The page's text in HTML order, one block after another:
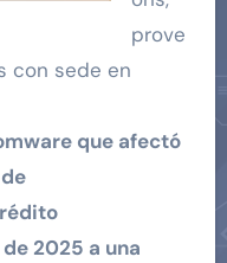
prove
con sede en
que afectó
2025 a una